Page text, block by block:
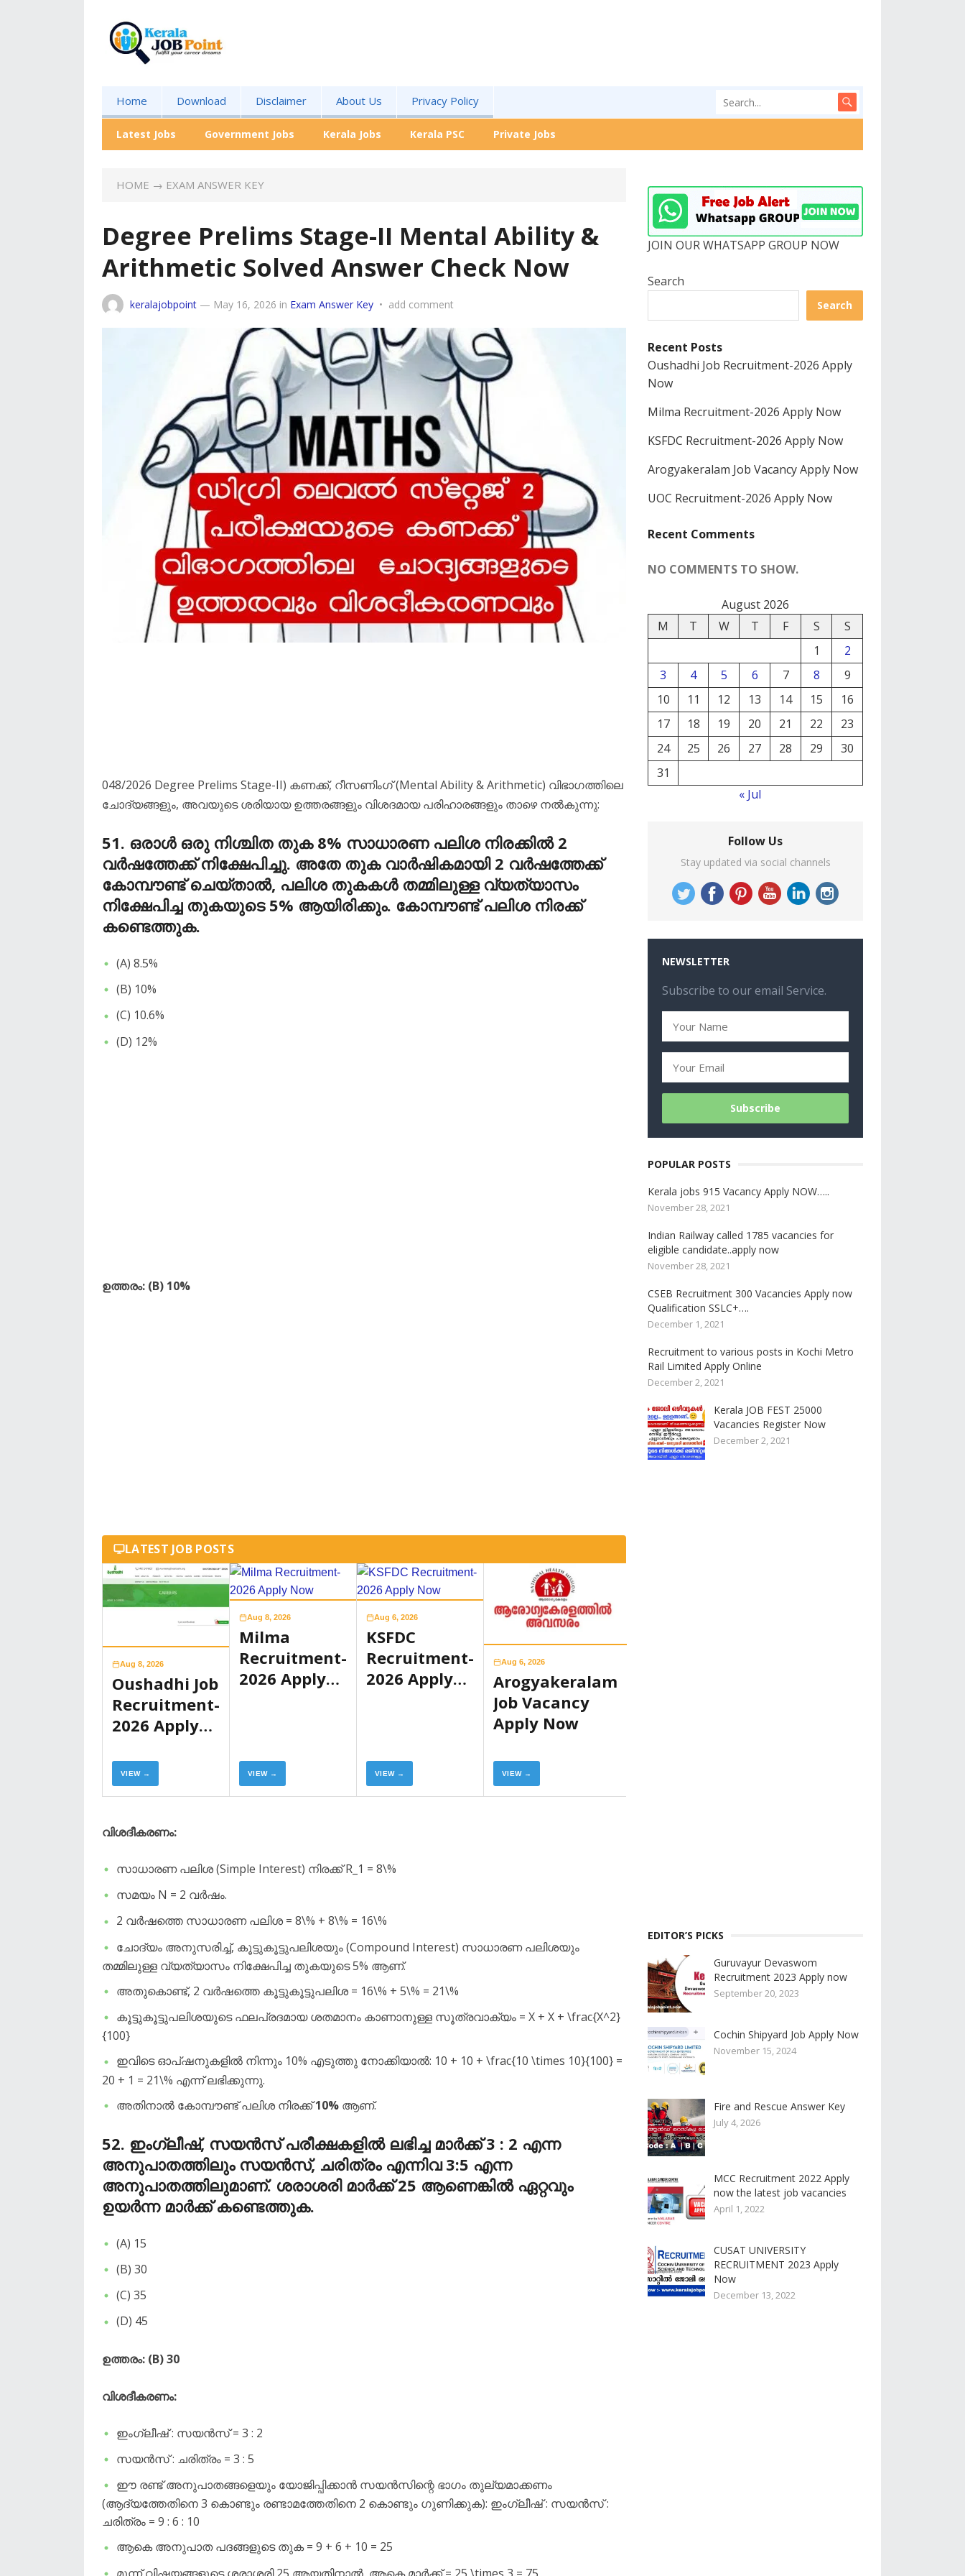
Home Download Disclaimer About Us Privacy Policy
Latest Jobs Government Jobs Kerala Jobs Kerala PSC Private Jobs
HOME → EXAM ANSWER KEY
Degree Prelims Stage-II Mental Ability &
Arithmetic Solved Answer Check Now
keralajobpoint — May 16, 2026 in Exam Answer Key • add comment
048/2026 Degree Prelims Stage-II) കണക്ക്, റീസണിംഗ് (Mental Ability & Arithmetic) വിഭാഗത്തിലെ
ചോദ്യങ്ങളും, അവയുടെ ശരിയായ ഉത്തരങ്ങളും വിശദമായ പരിഹാരങ്ങളും താഴെ നൽകുന്നു:
​51. ഒരാൾ ഒരു നിശ്ചിത തുക 8% സാധാരണ പലിശ നിരക്കിൽ 2
വർഷത്തേക്ക് നിക്ഷേപിച്ചു. അതേ തുക വാർഷികമായി 2 വർഷത്തേക്ക്
കോമ്പൗണ്ട് ചെയ്താൽ, പലിശ തുകകൾ തമ്മിലുള്ള വ്യത്യാസം
നിക്ഷേപിച്ച തുകയുടെ 5% ആയിരിക്കും. കോമ്പൗണ്ട് പലിശ നിരക്ക്
കണ്ടെത്തുക.
​(A) 8.5%
​(B) 10%
​(C) 10.6%
​(D) 12%
ഉത്തരം: (B) 10%
LATEST JOB POSTS
Aug 8, 2026
Oushadhi Job
Recruitment-
2026 Apply
VIEW →
Aug 8, 2026
Milma
Recruitment-
2026 Apply
VIEW →
Aug 6, 2026
KSFDC
Recruitment-
2026 Apply
VIEW →
Aug 6, 2026
Arogyakeralam
Job Vacancy
Apply Now
VIEW →
വിശദീകരണം:
സാധാരണ പലിശ (Simple Interest) നിരക്ക് R_1 = 8\%
​സമയം N = 2 വർഷം.
​2 വർഷത്തെ സാധാരണ പലിശ = 8\% + 8\% = 16\%
​ചോദ്യം അനുസരിച്ച്, കൂട്ടുകൂട്ടുപലിശയും (Compound Interest) സാധാരണ പലിശയും
തമ്മിലുള്ള വ്യത്യാസം നിക്ഷേപിച്ച തുകയുടെ 5% ആണ്.
​അതുകൊണ്ട്, 2 വർഷത്തെ കൂട്ടുകൂട്ടുപലിശ = 16\% + 5\% = 21\%
​കൂട്ടുകൂട്ടുപലിശയുടെ ഫലപ്രദമായ ശതമാനം കാണാനുള്ള സൂത്രവാക്യം = X + X + \frac{X^2}
{100}
​ഇവിടെ ഓപ്ഷനുകളിൽ നിന്നും 10% എടുത്തു നോക്കിയാൽ: 10 + 10 + \frac{10 \times 10}{100} =
20 + 1 = 21\% എന്ന് ലഭിക്കുന്നു.
​അതിനാൽ കോമ്പൗണ്ട് പലിശ നിരക്ക്10% ആണ്.
​52. ഇംഗ്ലീഷ്, സയൻസ് പരീക്ഷകളിൽ ലഭിച്ച മാർക്ക് 3 : 2 എന്ന
അനുപാതത്തിലും സയൻസ്, ചരിത്രം എന്നിവ 3:5 എന്ന
അനുപാതത്തിലുമാണ്. ശരാശരി മാർക്ക് 25 ആണെങ്കിൽ ഏറ്റവും
ഉയർന്ന മാർക്ക് കണ്ടെത്തുക.
​(A) 15
​(B) 30
​(C) 35
​(D) 45
ഉത്തരം: (B) 30
വിശദീകരണം:
​ഇംഗ്ലീഷ് : സയൻസ് = 3 : 2
​സയൻസ് : ചരിത്രം = 3 : 5
​ഈ രണ്ട് അനുപാതങ്ങളെയും യോജിപ്പിക്കാൻ സയൻസിന്റെ ഭാഗം തുല്യമാക്കണം
(ആദ്യത്തേതിനെ 3 കൊണ്ടും രണ്ടാമത്തേതിനെ 2 കൊണ്ടും ഗുണിക്കുക): ഇംഗ്ലീഷ് : സയൻസ് :
ചരിത്രം = 9 : 6 : 10
​ആകെ അനുപാത പദങ്ങളുടെ തുക = 9 + 6 + 10 = 25
​മൂന്ന് വിഷയങ്ങളുടെ ശരാശരി 25 ആയതിനാൽ, ആകെ മാർക്ക് = 25 \times 3 = 75
JOIN OUR WHATSAPP GROUP NOW
Search
Search
Recent Posts
Oushadhi Job Recruitment-2026 Apply
Now
Milma Recruitment-2026 Apply Now
KSFDC Recruitment-2026 Apply Now
Arogyakeralam Job Vacancy Apply Now
UOC Recruitment-2026 Apply Now
Recent Comments
NO COMMENTS TO SHOW.
August 2026
M
T W T F S
S
1
2
3
4 5 6 7 8
9
10
11 12 13 14 15
16
17
18 19 20 21 22
23
24
25 26 27 28 29
30
31
« Jul
Follow Us
Stay updated via social channels
NEWSLETTER
Subscribe to our email Service.
POPULAR POSTS
Kerala jobs 915 Vacancy Apply NOW…..
November 28, 2021
Indian Railway called 1785 vacancies for
eligible candidate..apply now
November 28, 2021
CSEB Recruitment 300 Vacancies Apply now
Qualification SSLC+….
December 1, 2021
Recruitment to various posts in Kochi Metro
Rail Limited Apply Online
December 2, 2021
Kerala JOB FEST 25000
Vacancies Register Now
December 2, 2021
EDITOR’S PICKS
Guruvayur Devaswom
Recruitment 2023 Apply now
September 20, 2023
Cochin Shipyard Job Apply Now
November 15, 2024
Fire and Rescue Answer Key
July 4, 2026
MCC Recruitment 2022 Apply
now the latest job vacancies
April 1, 2022
CUSAT UNIVERSITY
RECRUITMENT 2023 Apply
Now
December 13, 2022